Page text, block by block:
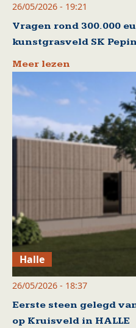
26/05/2026 - 19:21
Vragen rond 300.000
kunstgrasveld SK
Meer lezen
Halle
26/05/2026 - 18:37
Eerste steen gelegd
op Kruisveld in HALLE